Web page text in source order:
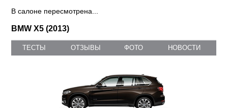
В салоне пересмотрена...
BMW X5 (2013)
ТЕСТЫ ОТЗЫВЫ ФОТО НОВОСТИ